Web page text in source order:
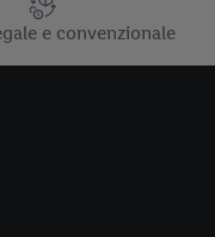
e convenzionale